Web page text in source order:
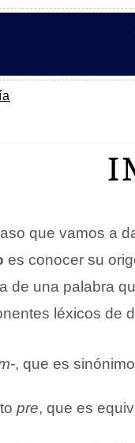
que vamos a
es conocer su
de una palabra
léxicos de
, que es sinónimo
pre, que es